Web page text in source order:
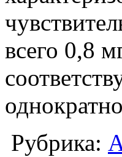
всего 0,8
Рубрика: